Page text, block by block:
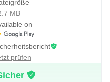
MB
on
prüfen